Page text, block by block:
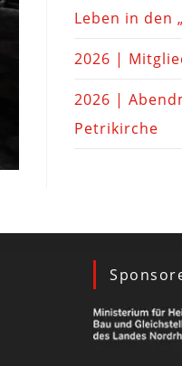
Leben in den
2026 |
2026 |
Petrikirche